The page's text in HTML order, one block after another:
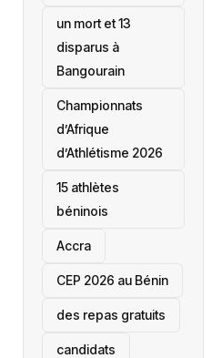
un mort et 13
disparus à
Bangourain
‎Championnats
d’Afrique
d’Athlétisme 2026
15 athlètes
béninois
Accra
‎CEP 2026 au Bénin
des repas gratuits
candidats